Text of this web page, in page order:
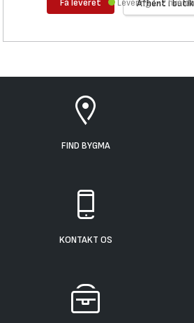
Få leveret Afhent i butik
Levering 1-2
FIND BYGMA
KONTAKT OS